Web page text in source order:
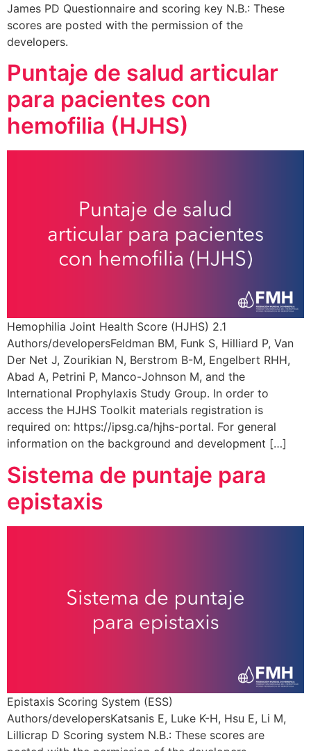
James PD Questionnaire and scoring key N.B.: These
scores are posted with the permission of the
developers.
Puntaje de salud articular
para pacientes con
hemofilia (HJHS)
Hemophilia Joint Health Score (HJHS) 2.1
Authors/developersFeldman BM, Funk S, Hilliard P, Van
Der Net J, Zourikian N, Berstrom B-M, Engelbert RHH,
Abad A, Petrini P, Manco-Johnson M, and the
International Prophylaxis Study Group. In order to
access the HJHS Toolkit materials registration is
required on: https://ipsg.ca/hjhs-portal. ​For general
information on the background and development […]
Sistema de puntaje para
epistaxis
Epistaxis Scoring System (ESS)
Authors/developersKatsanis E, Luke K-H, Hsu E, Li M,
Lillicrap D Scoring system N.B.: These scores are